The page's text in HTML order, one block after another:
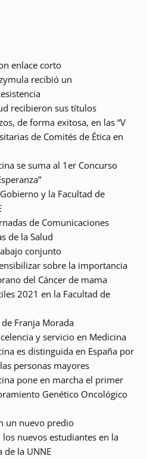
enlace corto
recibió un
recibieron sus títulos
de forma exitosa, en las “V
de Comités de Ética en
se suma al 1er Concurso
y la Facultad de
de Comunicaciones
de la Salud
conjunto
sobre la importancia
del Cáncer de mama
2021 en la Facultad de
Franja Morada
y servicio en Medicina
es distinguida en España por
personas mayores
pone en marcha el primer
Genético Oncológico
un nuevo predio
nuevos estudiantes en la
de la UNNE